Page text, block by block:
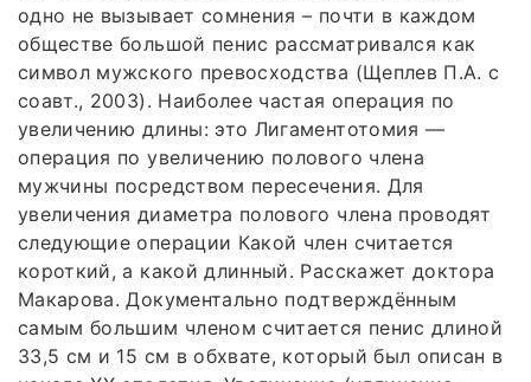
одно не вызывает сомнения – почти в каждом
обществе большой пенис рассматривался как
символ мужского превосходства (Щеплев П.А. с
соавт., 2003). Наиболее частая операция по
увеличению длины: это Лигаментотомия —
операция по увеличению полового члена
мужчины посредством пересечения. Для
увеличения диаметра полового члена проводят
следующие операции Какой член считается
короткий, а какой длинный. Расскажет доктора
Макарова. Документально подтверждённым
самым большим членом считается пенис длиной
33,5 см и 15 см в обхвате, который был описан в